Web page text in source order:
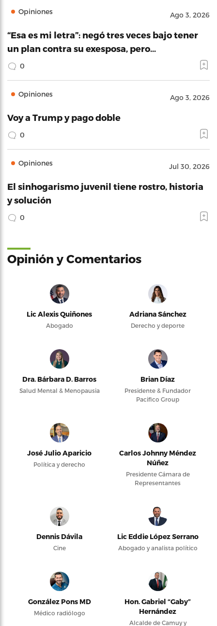
Opiniones Ago 3, 2026
“Esa es mi letra”: negó tres veces bajo tener
un plan contra su exesposa, pero…
0
Opiniones Ago 3, 2026
Voy a Trump y pago doble
0
Opiniones Jul 30, 2026
El sinhogarismo juvenil tiene rostro, historia
y solución
0
Opinión y Comentarios
Lic Alexis Quiñones
Abogado
Adriana Sánchez
Derecho y deporte
Dra. Bárbara D. Barros
Salud Mental & Menopausia
Brian Díaz
Presidente & Fundador
Pacifico Group
José Julio Aparicio
Política y derecho
Carlos Johnny Méndez
Núñez
Presidente Cámara de
Representantes
Dennis Dávila
Cine
Lic Eddie López Serrano
Abogado y analista político
González Pons MD
Médico radiólogo
Hon. Gabriel “Gaby”
Hernández
Alcalde de Camuy y